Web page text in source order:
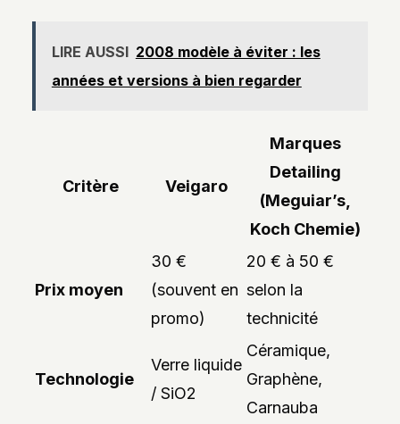
LIRE AUSSI 2008 modèle à éviter : les
années et versions à bien regarder
Critère Veigaro
Marques
Detailing
(Meguiar’s,
Koch Chemie)
Prix moyen
30 €
(souvent en
promo)
20 € à 50 €
selon la
technicité
Technologie
Verre liquide
/ SiO2
Céramique,
Graphène,
Carnauba